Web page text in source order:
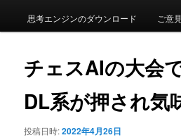
メ
イ
ン
思考エンジンのダウンロード ご意
チェスAIの大会
DL系が押され気
投稿日時:2022年4月26日